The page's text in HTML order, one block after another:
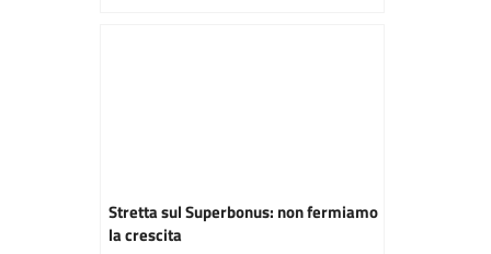
Stretta sul Superbonus: non fermiamo
la crescita